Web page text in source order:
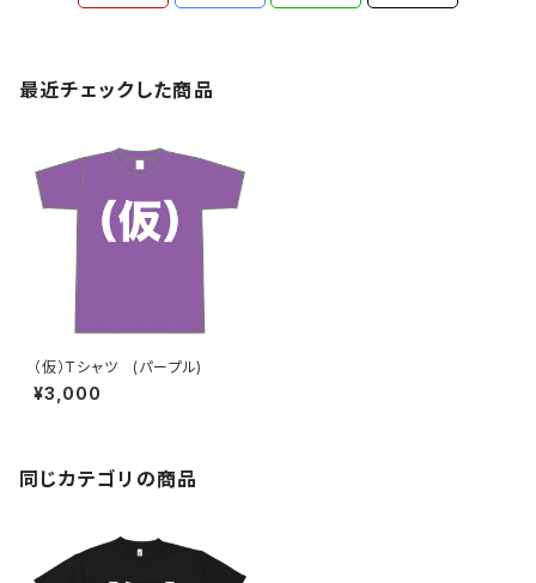
最近チェックした商品
（仮）Tシャツ (パープル)
¥3,000
同じカテゴリの商品